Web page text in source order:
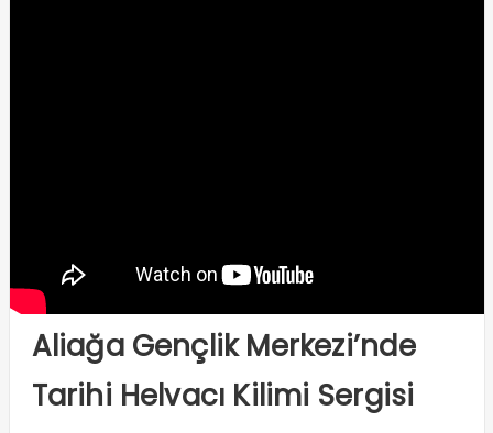
Aliağa Gençlik Merkezi’nde
Tarihi Helvacı Kilimi Sergisi